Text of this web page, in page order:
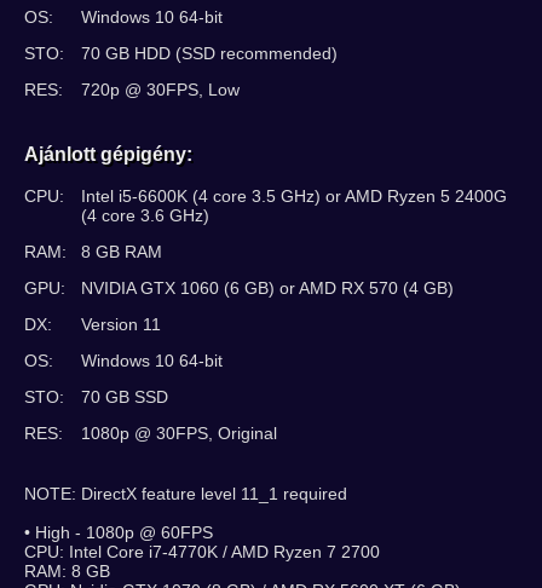
OS:
Windows 10 64-bit
STO:
70 GB HDD (SSD recommended)
RES:
720p @ 30FPS, Low
Ajánlott gépigény:
CPU:
Intel i5-6600K (4 core 3.5 GHz) or AMD Ryzen 5 2400G
(4 core 3.6 GHz)
RAM:
8 GB RAM
GPU:
NVIDIA GTX 1060 (6 GB) or AMD RX 570 (4 GB)
DX:
Version 11
OS:
Windows 10 64-bit
STO:
70 GB SSD
RES:
1080p @ 30FPS, Original
NOTE: DirectX feature level 11_1 required
• High - 1080p @ 60FPS
CPU: Intel Core i7-4770K / AMD Ryzen 7 2700
RAM: 8 GB